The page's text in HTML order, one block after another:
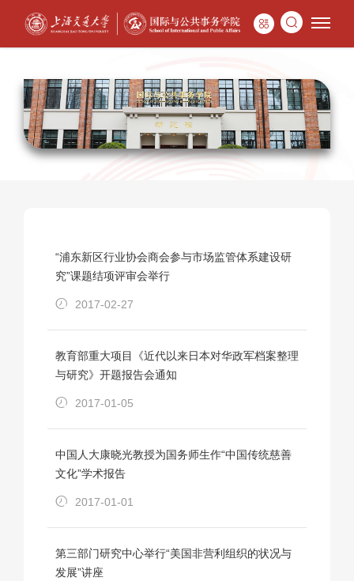
“浦东新区行业协会商会参与市场监管体系建设研
究”课题结项评审会举行
2017-02-27
教育部重大项目《近代以来日本对华政军档案整理
与研究》开题报告会通知
2017-01-05
中国人大康晓光教授为国务师生作“中国传统慈善
文化”学术报告
2017-01-01
第三部门研究中心举行“美国非营利组织的状况与
发展”讲座